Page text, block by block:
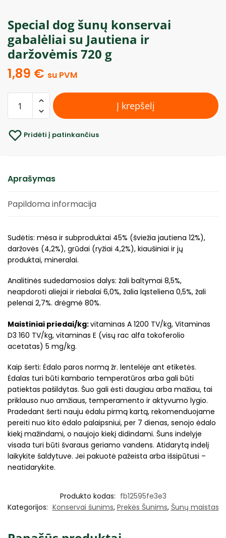
Special dog šunų konservai
gabalėliai su Jautiena ir
daržovėmis 720 g
1,89 € su PVM
Į krepšelį
Pridėti į patinkančius
Aprašymas
Papildoma informacija
Sudėtis: mėsa ir subproduktai 45% (šviežia jautiena 12%),
daržovės (4,2%), grūdai (ryžiai 4,2%), kiaušiniai ir jų
produktai, mineralai.
Analitinės sudedamosios dalys: žali baltymai 8,5%,
neapdoroti aliejai ir riebalai 6,0%, žalia ląsteliena 0,5%, žali
pelenai 2,7%. drėgmė 80%.
Maistiniai priedai/kg:vitaminas A 1200 TV/kg, Vitaminas
D3 160 TV/kg, vitaminas E (visų rac alfa tokoferolio
acetatas) 5 mg/kg.
Kaip šerti: Ėdalo paros normą žr. lentelėje ant etiketės.
Ėdalas turi būti kambario temperatūros arba gali būti
patiektas pašildytas. Šuo gali ėsti daugiau arba mažiau, tai
priklauso nuo amžiaus, temperamento ir aktyvumo lygio.
Pradedant šerti nauju ėdalu pirmą kartą, rekomenduojame
pereiti nuo kito ėdalo palaipsniui, per 7 dienas, senojo ėdalo
kiekį mažindami, o naujojo kiekį didindami. Šuns indelyje
visada turi būti švaraus geriamo vandens. Atidarytą indelį
laikykite šaldytuve. Jei pakuotė pažeista arba išsipūtusi –
neatidarykite.
Produkto kodas: fb12595fe3e3
Kategorijos: Konservai šunims, Prekės Šunims, Šunų maistas